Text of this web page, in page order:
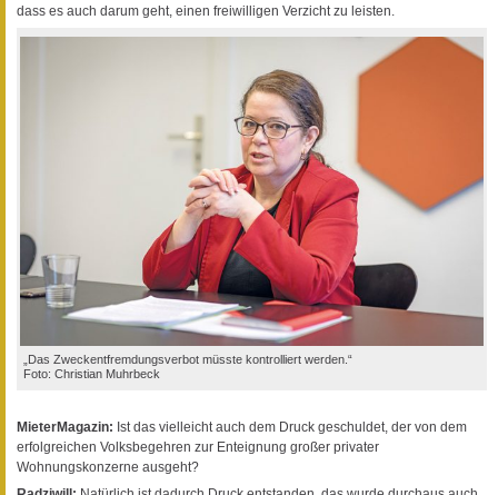
dass es auch darum geht, einen freiwilligen Verzicht zu leisten.
„Das Zweckentfremdungsverbot müsste kontrolliert werden.“
Foto: Christian Muhrbeck
MieterMagazin: Ist das vielleicht auch dem Druck geschuldet, der von dem
erfolgreichen Volksbegehren zur Enteignung großer privater
Wohnungskonzerne ausgeht?